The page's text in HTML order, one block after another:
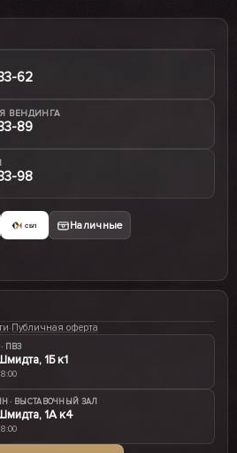
62
ВЕНДИНГА
89
98
СБП Наличные
·Публичная оферта
ПВЗ
1Б к1
· ВЫСТАВОЧНЫЙ ЗАЛ
1А к4